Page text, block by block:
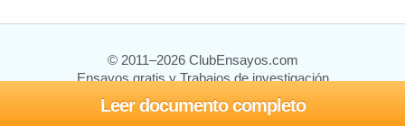
Leer documento completo
© 2011–2026 ClubEnsayos.com
Ensayos gratis y Trabajos de investigación